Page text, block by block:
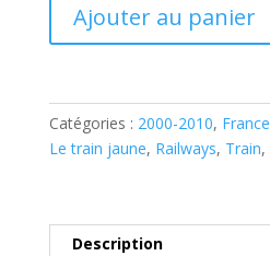
2000
Train
jaune
Ajouter au panier
Catégories : 2000-2010, France
Le train jaune, Railways, Train,
Description